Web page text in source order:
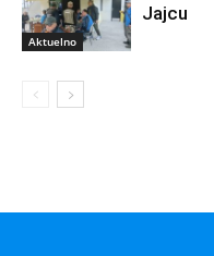
Aktuelno
Jajcu